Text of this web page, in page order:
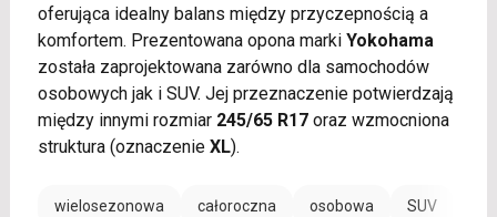
oferująca idealny balans między przyczepnością a
komfortem. Prezentowana opona marki Yokohama
została zaprojektowana zarówno dla samochodów
osobowych jak i SUV. Jej przeznaczenie potwierdzają
między innymi rozmiar 245/65 R17oraz wzmocniona
struktura (oznaczenie XL).
wielosezonowa całoroczna osobowa SUV